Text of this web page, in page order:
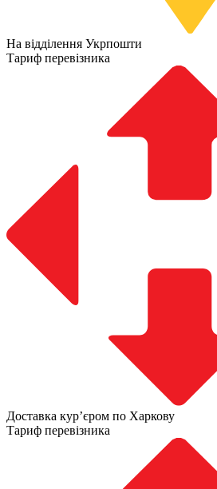
На відділення Укрпошти
Тариф перевізника
Доставка курʼєром по Харкову
Тариф перевізника